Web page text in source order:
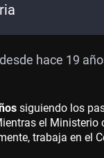
hace 19
siguiendo los
el
trabaja en el